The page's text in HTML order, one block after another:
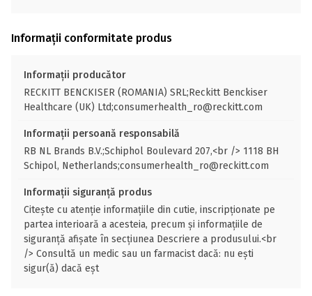
Informații conformitate produs
Informații producător
RECKITT BENCKISER (ROMANIA) SRL;Reckitt Benckiser
Healthcare (UK) Ltd;consumerhealth_ro@reckitt.com
Informații persoană responsabilă
RB NL Brands B.V.;Schiphol Boulevard 207,<br /> 1118 BH
Schipol, Netherlands;consumerhealth_ro@reckitt.com
Informații siguranță produs
Citește cu atenție informațiile din cutie, inscripționate pe
partea interioară a acesteia, precum și informațiile de
siguranță afișate în secțiunea Descriere a produsului.<br
/> Consultă un medic sau un farmacist dacă: nu ești
sigur(ă) dacă eșt